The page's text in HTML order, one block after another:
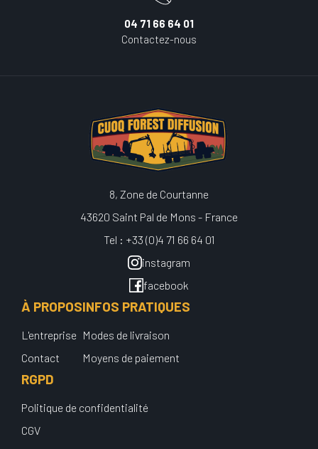
04 71 66 64 01
Contactez-nous
8, Zone de Courtanne
43620 Saint Pal de Mons - France
Tel : +33 (0)4 71 66 64 01
instagram
facebook
À PROPOS
L'entreprise
Contact
INFOS PRATIQUES
Modes de livraison
Moyens de paiement
RGPD
Politique de confidentialité
CGV